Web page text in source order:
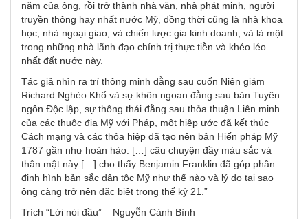
năm của ông, rồi trở thành nhà văn, nhà phát minh, người
truyền thông hay nhất nước Mỹ, đồng thời cũng là nhà khoa
học, nhà ngoại giao, và chiến lược gia kinh doanh, và là một
trong những nhà lãnh đạo chính trị thực tiễn và khéo léo
nhất đất nước này.
Tác giả nhìn ra trí thông minh đằng sau cuốn Niên giám
Richard Nghèo Khổ và sự khôn ngoan đằng sau bản Tuyên
ngôn Độc lập, sự thông thái đằng sau thỏa thuận Liên minh
của các thuộc địa Mỹ với Pháp, một hiệp ước đã kết thúc
Cách mạng và các thỏa hiệp đã tạo nên bản Hiến pháp Mỹ
1787 gần như hoàn hảo. […] câu chuyện đầy màu sắc và
thân mật này […] cho thấy Benjamin Franklin đã góp phần
định hình bản sắc dân tộc Mỹ như thế nào và lý do tại sao
ông càng trở nên đặc biệt trong thế kỷ 21.”
Trích “Lời nói đầu” – Nguyễn Cảnh Bình